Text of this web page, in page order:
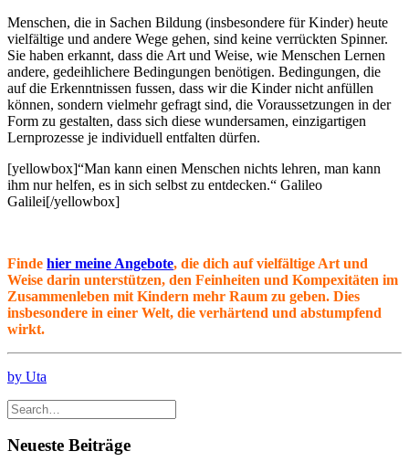
Menschen, die in Sachen Bildung (insbesondere für Kinder) heute
vielfältige und andere Wege gehen, sind keine verrückten Spinner.
Sie haben erkannt, dass die Art und Weise, wie Menschen Lernen
andere, gedeihlichere Bedingungen benötigen. Bedingungen, die
auf die Erkenntnissen fussen, dass wir die Kinder nicht anfüllen
können, sondern vielmehr gefragt sind, die Voraussetzungen in der
Form zu gestalten, dass sich diese wundersamen, einzigartigen
Lernprozesse je individuell entfalten dürfen.
[yellowbox]“Man kann einen Menschen nichts lehren, man kann
ihm nur helfen, es in sich selbst zu entdecken.“ Galileo
Galilei[/yellowbox]
Finde hier meine Angebote, die dich auf vielfältige Art und
Weise darin unterstützen, den Feinheiten und Kompexitäten im
Zusammenleben mit Kindern mehr Raum zu geben. Dies
insbesondere in einer Welt, die verhärtend und abstumpfend
wirkt.
by Uta
Neueste Beiträge